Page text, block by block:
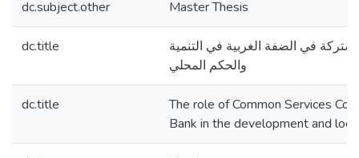
dc.subject.other Master Thesis
dc.title
في الضفة الغربية في التنمية
والحكم المحلي
dc.title
The role of Common Services
Bank in the development and